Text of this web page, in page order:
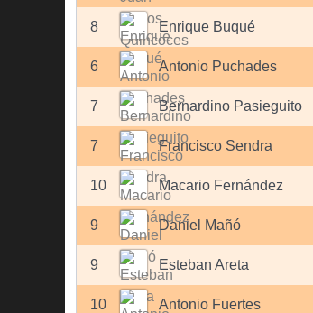
8 Enrique Buqué
6 Antonio Puchades
7 Bernardino Pasieguito
7 Francisco Sendra
10 Macario Fernández
9 Daniel Mañó
9 Esteban Areta
10 Antonio Fuertes